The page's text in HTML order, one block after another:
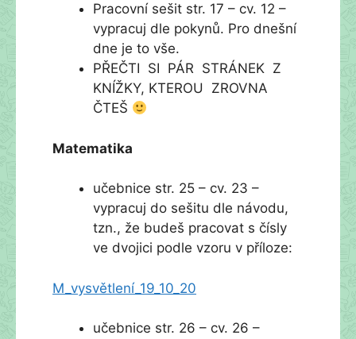
Pracovní sešit str. 17 – cv. 12 –
vypracuj dle pokynů. Pro dnešní
dne je to vše.
PŘEČTI SI PÁR STRÁNEK Z
KNÍŽKY, KTEROU ZROVNA
ČTEŠ
Matematika
učebnice str. 25 – cv. 23 –
vypracuj do sešitu dle návodu,
tzn., že budeš pracovat s čísly
ve dvojici podle vzoru v příloze:
M_vysvětlení_19_10_20
učebnice str. 26 – cv. 26 –